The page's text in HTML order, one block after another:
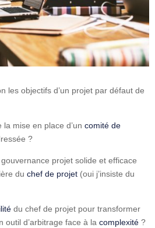
les objectifs d’un projet par défaut de
mise en place d’un comité de
?
projet solide et efficace
du chef de projet (oui j’insiste du
du chef de projet pour transformer
outil d’arbitrage face à la complexité ?